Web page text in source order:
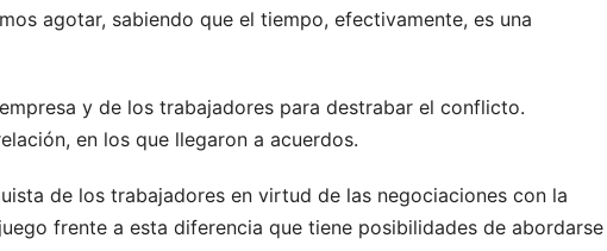
agotar, sabiendo que el tiempo, efectivamente, es una
y de los trabajadores para destrabar el conflicto.
en los que llegaron a acuerdos.
de los trabajadores en virtud de las negociaciones con la
frente a esta diferencia que tiene posibilidades de abordarse